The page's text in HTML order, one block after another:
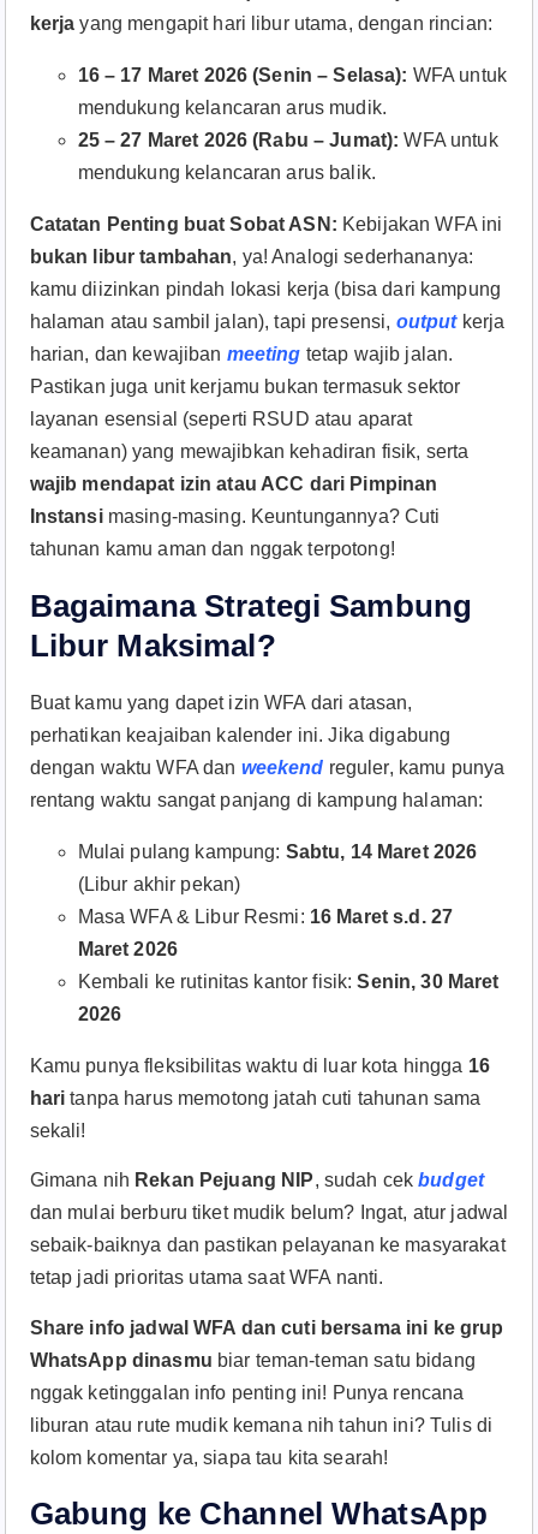
kerja yang mengapit hari libur utama, dengan rincian:
16 – 17 Maret 2026 (Senin – Selasa): WFA untuk
mendukung kelancaran arus mudik.
25 – 27 Maret 2026 (Rabu – Jumat): WFA untuk
mendukung kelancaran arus balik.
Catatan Penting buat Sobat ASN: Kebijakan WFA ini
bukan libur tambahan, ya! Analogi sederhananya:
kamu diizinkan pindah lokasi kerja (bisa dari kampung
halaman atau sambil jalan), tapi presensi, outputkerja
harian, dan kewajiban meeting tetap wajib jalan.
Pastikan juga unit kerjamu bukan termasuk sektor
layanan esensial (seperti RSUD atau aparat
keamanan) yang mewajibkan kehadiran fisik, serta
wajib mendapat izin atau ACC dari Pimpinan
Instansimasing-masing. Keuntungannya? Cuti
tahunan kamu aman dan nggak terpotong!
Bagaimana Strategi Sambung
Libur Maksimal?
Buat kamu yang dapet izin WFA dari atasan,
perhatikan keajaiban kalender ini. Jika digabung
dengan waktu WFA dan weekend reguler, kamu punya
rentang waktu sangat panjang di kampung halaman:
Mulai pulang kampung: Sabtu, 14 Maret 2026
(Libur akhir pekan)
Masa WFA & Libur Resmi: 16 Maret s.d. 27
Maret 2026
Kembali ke rutinitas kantor fisik:Senin, 30 Maret
2026
Kamu punya fleksibilitas waktu di luar kota hingga 16
hari tanpa harus memotong jatah cuti tahunan sama
sekali!
Gimana nih Rekan Pejuang NIP, sudah cekbudget
dan mulai berburu tiket mudik belum? Ingat, atur jadwal
sebaik-baiknya dan pastikan pelayanan ke masyarakat
tetap jadi prioritas utama saat WFA nanti.
Share info jadwal WFA dan cuti bersama ini ke grup
WhatsApp dinasmu biar teman-teman satu bidang
nggak ketinggalan info penting ini! Punya rencana
liburan atau rute mudik kemana nih tahun ini? Tulis di
kolom komentar ya, siapa tau kita searah!
Gabung ke Channel WhatsApp